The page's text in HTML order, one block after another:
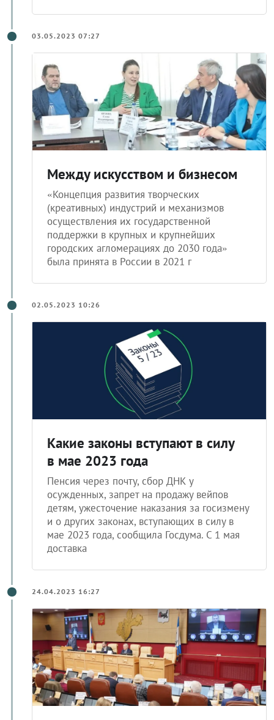
03.05.2023 07:27
Между искусством и бизнесом
«Концепция развития творческих
(креативных) индустрий и механизмов
осуществления их государственной
поддержки в крупных и крупнейших
городских агломерациях до 2030 года»
была принята в России в 2021 г
02.05.2023 10:26
Какие законы вступают в силу
в мае 2023 года
Пенсия через почту, сбор ДНК у
осужденных, запрет на продажу вейпов
детям, ужесточение наказания за госизмену
и о других законах, вступающих в силу в
мае 2023 года, сообщила Госдума. С 1 мая
доставка
24.04.2023 16:27